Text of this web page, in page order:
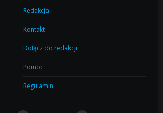
Redakcja
Kontakt
Dołącz do redakcji
Pomoc
Regulamin